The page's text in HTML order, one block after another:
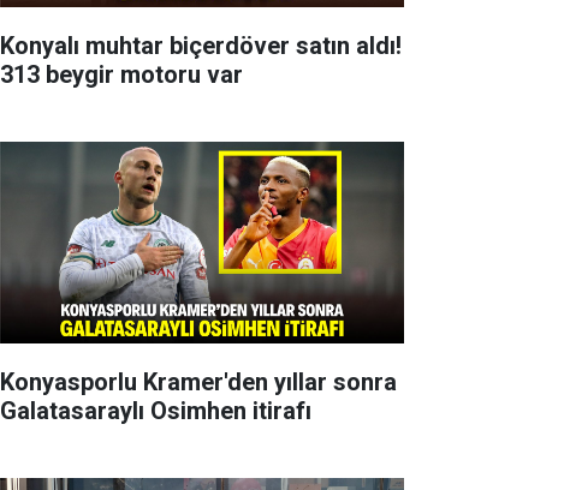
Konyalı muhtar biçerdöver satın aldı!
313 beygir motoru var
Konyasporlu Kramer'den yıllar sonra
Galatasaraylı Osimhen itirafı